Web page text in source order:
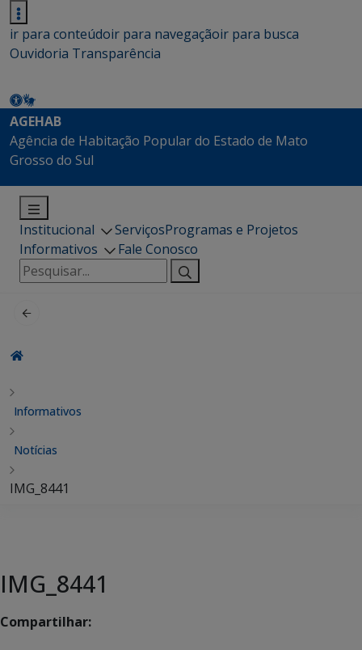
ir para conteúdoir para navegaçãoir para busca
Ouvidoria Transparência
AGEHAB
Agência de Habitação Popular do Estado de Mato
Grosso do Sul
Institucional ServiçosProgramas e Projetos
Informativos
Fale Conosco
Pesquisar
por:
Informativos
Notícias
IMG_8441
IMG_8441
Compartilhar: